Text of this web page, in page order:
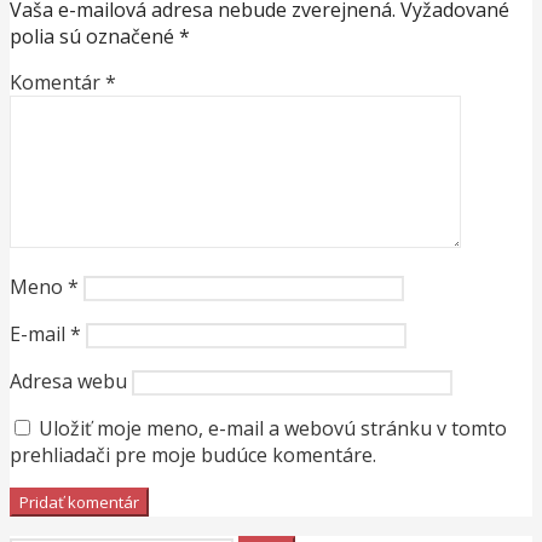
Vaša e-mailová adresa nebude zverejnená. Vyžadované
polia sú označené *
Komentár*
Meno *
E-mail *
Adresa webu
Uložiť moje meno, e-mail a webovú stránku v tomto
prehliadači pre moje budúce komentáre.